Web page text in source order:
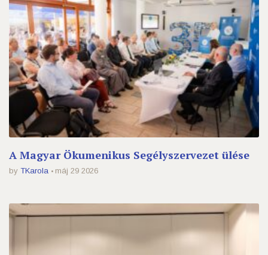
A Magyar Ökumenikus Segélyszervezet ülése
by TKarola máj 29 2026